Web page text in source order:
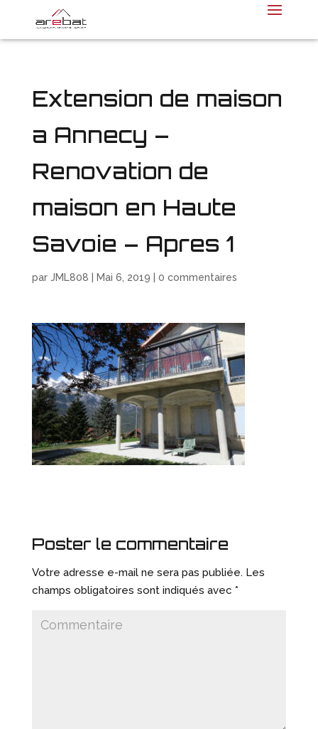
Extension de maison
a Annecy –
Renovation de
maison en Haute
Savoie – Apres 1
par JML808 Mai 6, 2019 0 commentaires
Poster le commentaire
Votre adresse e-mail ne sera pas publiée. Les
champs obligatoires sont indiqués avec *